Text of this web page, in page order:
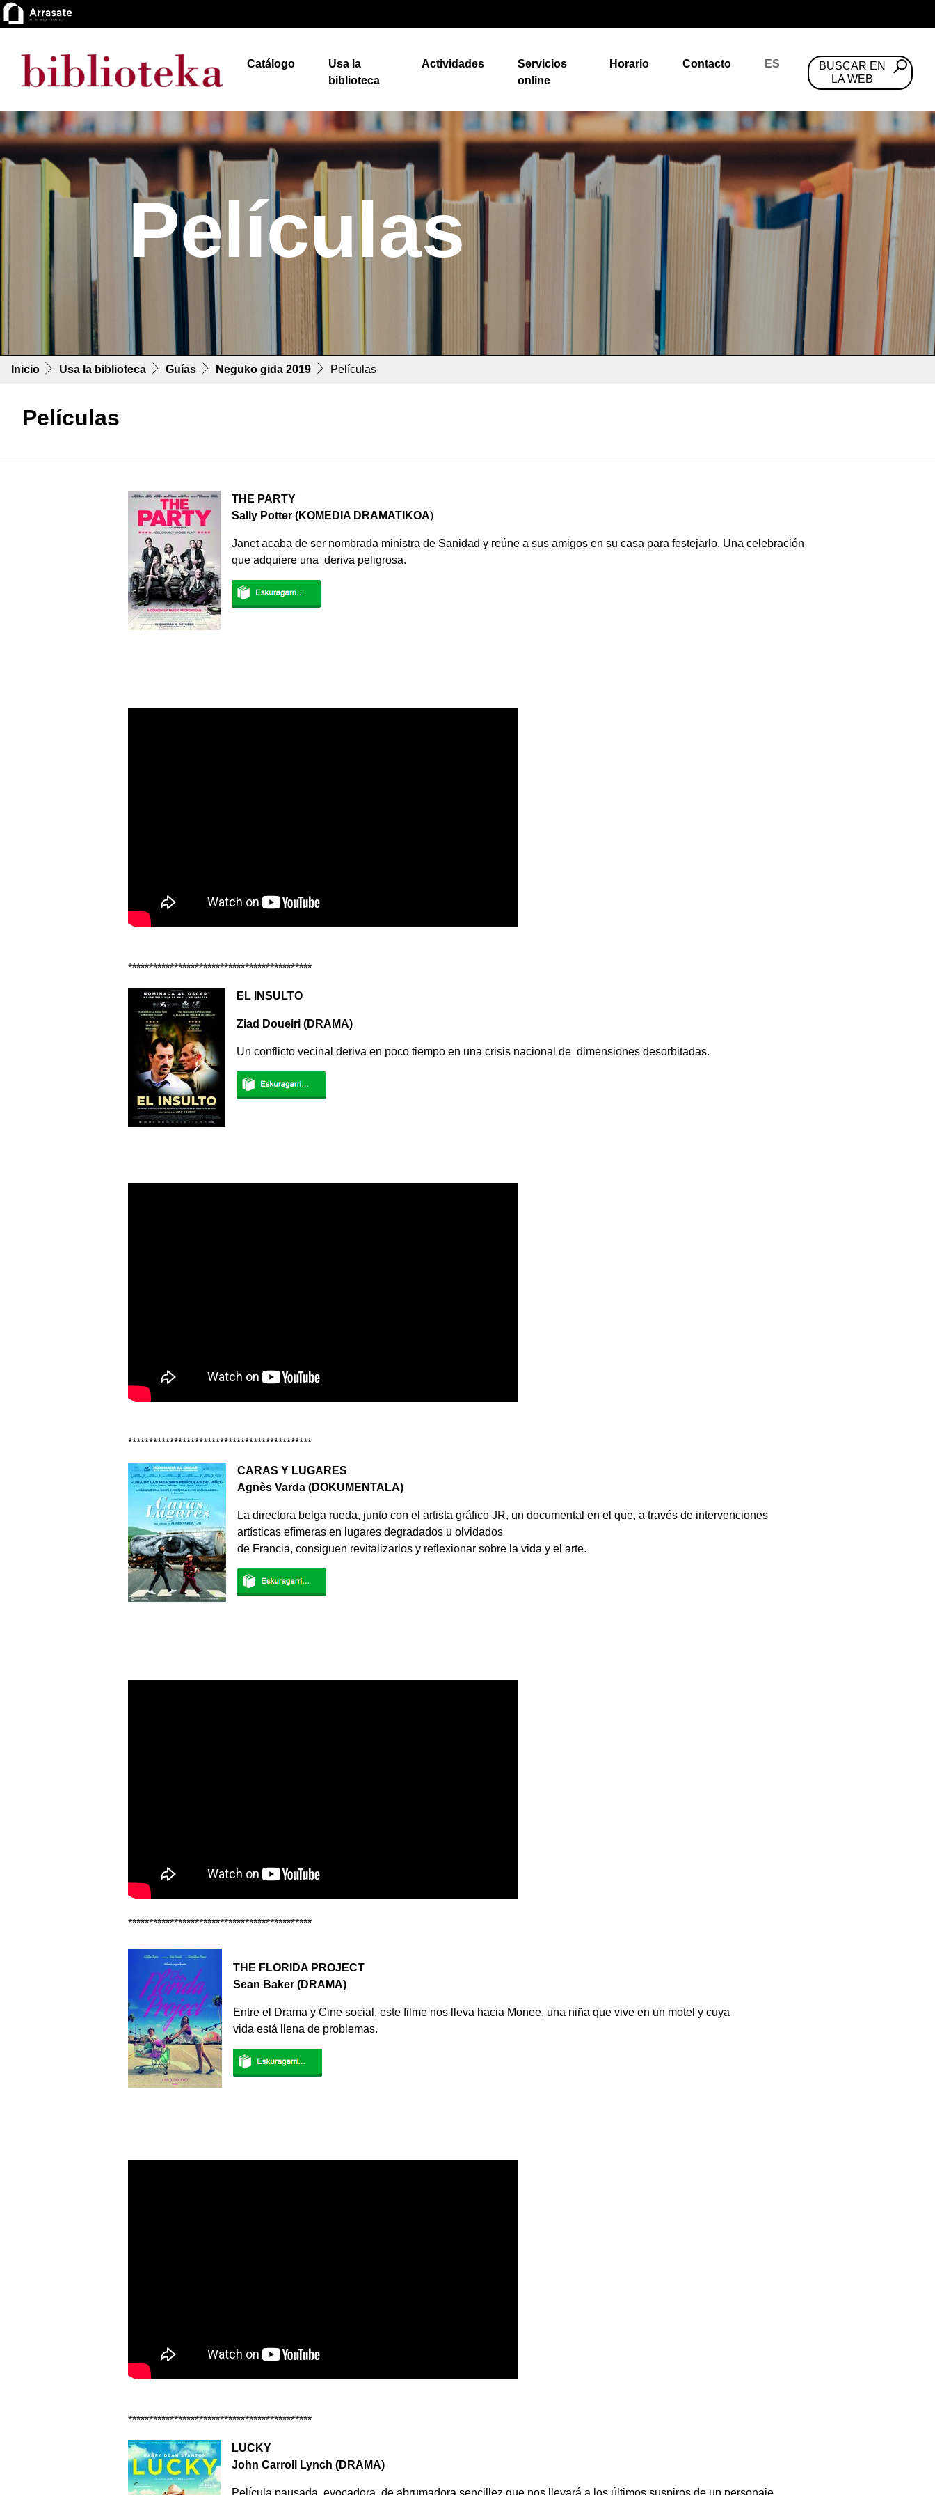
Catálogo
Usa la
biblioteca
Actividades
Servicios
online
Horario Contacto ES
BUSCAR EN
LA WEB
Películas
Inicio Usa la biblioteca Guías Neguko gida 2019 Películas
Películas
THE PARTY
Sally Potter (KOMEDIA DRAMATIKOA)
Janet acaba de ser nombrada ministra de Sanidad y reúne a sus amigos en su casa para festejarlo. Una celebración
que adquiere una deriva peligrosa.
********************************************
EL INSULTO
Ziad Doueiri (DRAMA)
Un conflicto vecinal deriva en poco tiempo en una crisis nacional de dimensiones desorbitadas.
********************************************
CARAS Y LUGARES
Agnès Varda (DOKUMENTALA)
La directora belga rueda, junto con el artista gráfico JR, un documental en el que, a través de intervenciones
artísticas efímeras en lugares degradados u olvidados
de Francia, consiguen revitalizarlos y reflexionar sobre la vida y el arte.
********************************************
THE FLORIDA PROJECT
Sean Baker (DRAMA)
Entre el Drama y Cine social, este filme nos lleva hacia Monee, una niña que vive en un motel y cuya
vida está llena de problemas.
********************************************
LUCKY
John Carroll Lynch (DRAMA)